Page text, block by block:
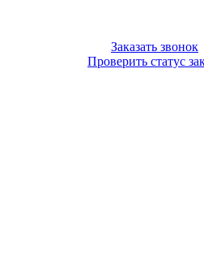
Заказать звонок
Проверить статус